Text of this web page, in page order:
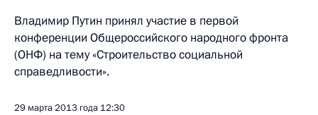
Владимир Путин принял участие в первой
конференции Общероссийского народного фронта
(ОНФ) на тему «Строительство социальной
справедливости».
29 марта 2013 года 12:30